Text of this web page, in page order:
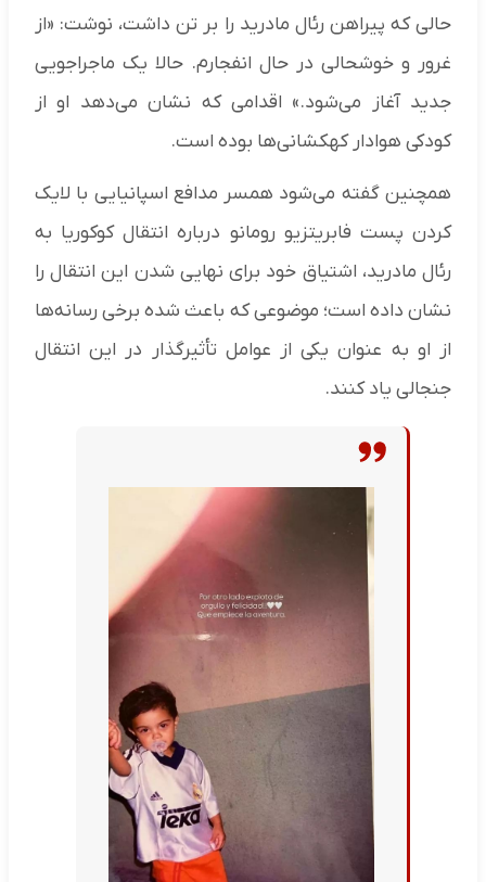
حالی که پیراهن رئال مادرید را بر تن داشت، نوشت: «از
غرور و خوشحالی در حال انفجارم. حالا یک ماجراجویی
جدید آغاز می‌شود.» اقدامی که نشان می‌دهد او از
کودکی هوادار کهکشانی‌ها بوده است.
همچنین گفته می‌شود همسر مدافع اسپانیایی با لایک
کردن پست فابریتزیو رومانو درباره انتقال کوکوریا به
رئال مادرید، اشتیاق خود برای نهایی شدن این انتقال را
نشان داده است؛ موضوعی که باعث شده برخی رسانه‌ها
از او به عنوان یکی از عوامل تأثیرگذار در این انتقال
جنجالی یاد کنند.